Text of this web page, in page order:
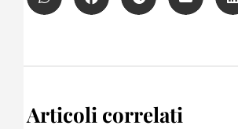
Articoli correlati